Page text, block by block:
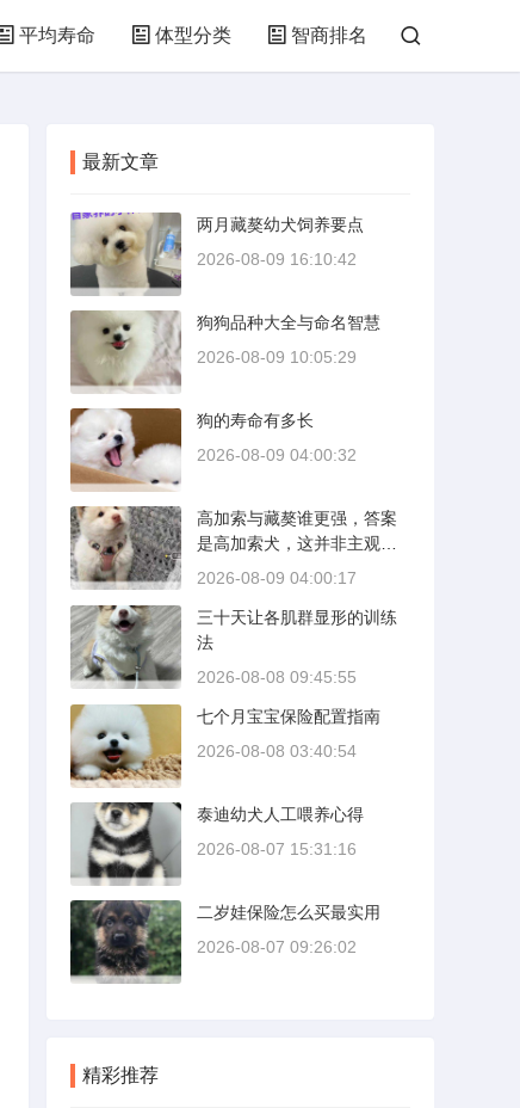
平均寿命 体型分类 智商排名
最新文章
两月藏獒幼犬饲养要点
2026-08-09 16:10:42
狗狗品种大全与命名智慧
2026-08-09 10:05:29
狗的寿命有多长
2026-08-09 04:00:32
高加索与藏獒谁更强，答案
是高加索犬，这并非主观偏
好，而是基于现实打斗记
出的结论。若将两者置于同
等体重级别、无外力干扰的
残酷对决中，高加索山脉的
2026-08-09 04:00:17
三十天让各肌群显形的训练
法
2026-08-08 09:45:55
七个月宝宝保险配置指南
2026-08-08 03:40:54
泰迪幼犬人工喂养心得
2026-08-07 15:31:16
二岁娃保险怎么买最实用
2026-08-07 09:26:02
精彩推荐